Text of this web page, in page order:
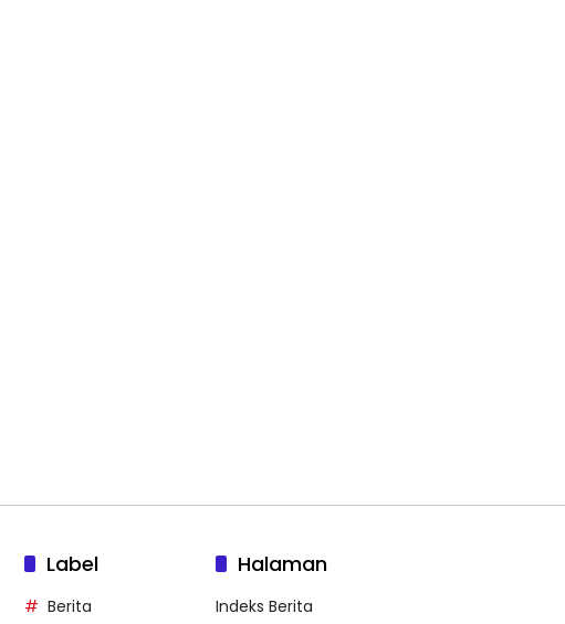
Label
Berita
Halaman
Indeks Berita